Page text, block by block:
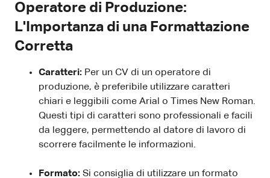
Operatore di Produzione:
L'Importanza di una Formattazione
Corretta
Caratteri: Per un CV di un operatore di
produzione, è preferibile utilizzare caratteri
chiari e leggibili come Arial o Times New Roman.
Questi tipi di caratteri sono professionali e facili
da leggere, permettendo al datore di lavoro di
scorrere facilmente le informazioni.
Formato: Si consiglia di utilizzare un formato